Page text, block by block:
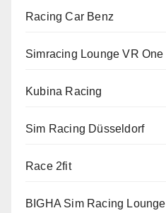
Racing Car Benz
Simracing Lounge VR One
Kubina Racing
Sim Racing Düsseldorf
Race 2fit
BIGHA Sim Racing Lounge